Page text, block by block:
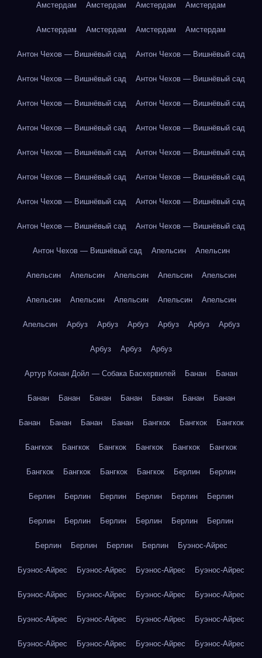
Амстердам Амстердам Амстердам Амстердам
Амстердам Амстердам Амстердам Амстердам
Антон Чехов — Вишнёвый сад Антон Чехов — Вишнёвый сад
Антон Чехов — Вишнёвый сад Антон Чехов — Вишнёвый сад
Антон Чехов — Вишнёвый сад Антон Чехов — Вишнёвый сад
Антон Чехов — Вишнёвый сад Антон Чехов — Вишнёвый сад
Антон Чехов — Вишнёвый сад Антон Чехов — Вишнёвый сад
Антон Чехов — Вишнёвый сад Антон Чехов — Вишнёвый сад
Антон Чехов — Вишнёвый сад Антон Чехов — Вишнёвый сад
Антон Чехов — Вишнёвый сад Антон Чехов — Вишнёвый сад
Антон Чехов — Вишнёвый сад Апельсин Апельсин
Апельсин Апельсин Апельсин Апельсин Апельсин
Апельсин Апельсин Апельсин Апельсин Апельсин
Апельсин Арбуз Арбуз Арбуз Арбуз Арбуз Арбуз
Арбуз Арбуз Арбуз
Артур Конан Дойл — Собака Баскервилей Банан Банан
Банан Банан Банан Банан Банан Банан Банан
Банан Банан Банан Банан Бангкок Бангкок Бангкок
Бангкок Бангкок Бангкок Бангкок Бангкок Бангкок
Бангкок Бангкок Бангкок Бангкок Берлин Берлин
Берлин Берлин Берлин Берлин Берлин Берлин
Берлин Берлин Берлин Берлин Берлин Берлин
Берлин Берлин Берлин Берлин Буэнос-Айрес
Буэнос-Айрес Буэнос-Айрес Буэнос-Айрес Буэнос-Айрес
Буэнос-Айрес Буэнос-Айрес Буэнос-Айрес Буэнос-Айрес
Буэнос-Айрес Буэнос-Айрес Буэнос-Айрес Буэнос-Айрес
Буэнос-Айрес Буэнос-Айрес Буэнос-Айрес Буэнос-Айрес